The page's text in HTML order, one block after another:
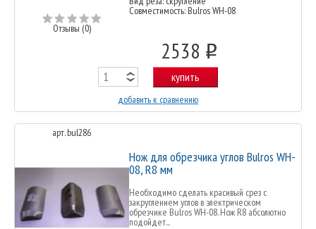
Отзывы (0)
Совместимость: Bulros WH-08
2538 o
купить
добавить к сравнению
арт. bul286
Нож для обрезчика углов Bulros WH-
08, R8 мм
Необходимо сделать красивый срез с
закруглением углов в электрическом
обрезчике Bulros WH-08. Нож R8 абсолютно
подойдет...